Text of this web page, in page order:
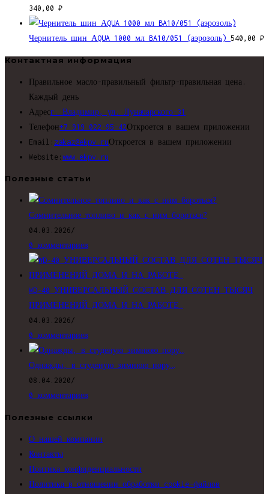
340,00 ₽
Чернитель шин АQUA 1000 мл BA10/051 (аэрозоль) 540,00 ₽
Контактная информация
Правильное масло-правильный фильтр-правильная цена.
Каждый день
Адресг. Владимир, ул. Луначарского-31
Телефон+7 919 022-95-42Откроется в вашем приложении
Email: zakaz@ekpv.ruОткроется в вашем приложении
Website: www.ekpv.ru
Полезные статьи
Сомнительное топливо и как с ним бороться?
04.03.2026/
0 комментариев
WD-40 УНИВЕРСАЛЬНЫЙ СОСТАВ ДЛЯ СОТЕН ТЫСЯЧ
ПРИМЕНЕНИЙ ДОМА И НА РАБОТЕ.
04.03.2026/
0 комментариев
Однажды, в студеную зимнюю пору…
08.04.2020/
0 комментариев
Полезные ссылки
О нашей компании
Контакты
Поитика конфиденциальности
Политика в отношении обработки cookie-файлов